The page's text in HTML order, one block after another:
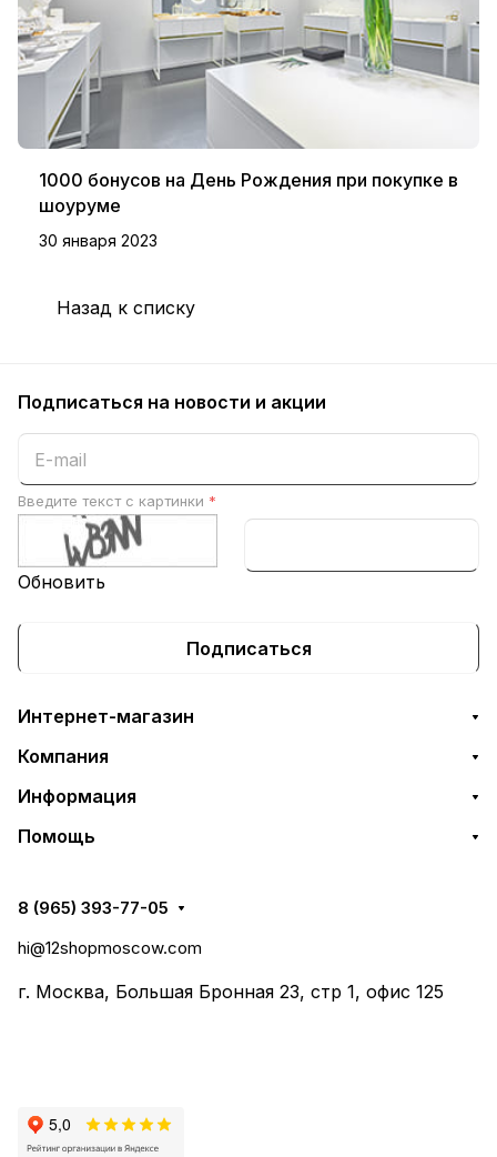
1000 бонусов на День Рождения при покупке в
шоуруме
30 января 2023
Назад к списку
Подписаться на новости и акции
Введите текст с картинки *
Обновить
Подписаться
Интернет-магазин
Компания
Информация
Помощь
8 (965) 393-77-05
hi@12shopmoscow.com
г. Москва, Большая Бронная 23, стр 1, офис 125